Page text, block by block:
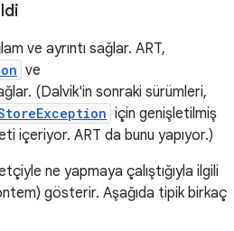
ve ayrıntı sağlar. ART,
ve
(Dalvik'in sonraki sürümleri,
için genişletilmiş
içeriyor. ART da bunu yapıyor.)
ne yapmaya çalıştığıyla ilgili
gösterir. Aşağıda tipik birkaç